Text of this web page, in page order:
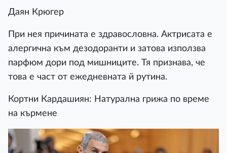
Даян Крюгер
При нея причината е здравословна. Актрисата е
алергична към дезодоранти и затова използва
парфюм дори под мишниците. Тя признава, че
това е част от ежедневната й рутина.
Кортни Кардашиян: Натурална грижа по време
на кърмене